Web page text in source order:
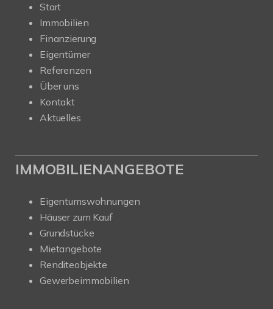
Start
Immobilien
Finanzierung
Eigentümer
Referenzen
Über uns
Kontakt
Aktuelles
IMMOBILIENANGEBOTE
Eigentumswohnungen
Häuser zum Kauf
Grundstücke
Mietangebote
Renditeobjekte
Gewerbeimmobilien